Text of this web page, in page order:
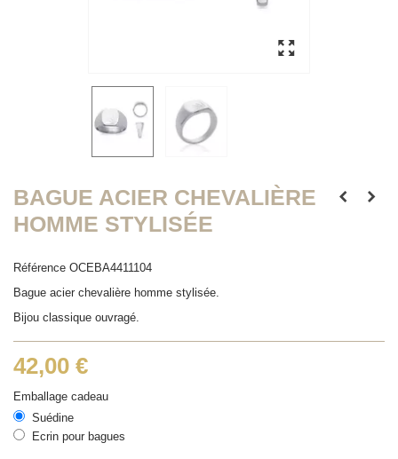
BAGUE ACIER CHEVALIÈRE
HOMME STYLISÉE
Référence OCEBA4411104
Bague acier chevalière homme stylisée.
Bijou classique ouvragé.
42,00 €
Emballage cadeau
Suédine
Ecrin pour bagues